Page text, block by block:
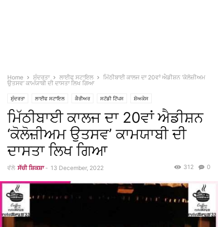
Home ਸੁੰਦਰਤਾ ਲਾਈਫ ਸਟਾਇਲ
ਮਿੱਠੀਬਾਈ ਕਾਲਜ ਦਾ 20ਵਾਂ ਐਡੀਸ਼ਨ ‘ਕੋਲੋਜ਼ੀਅਮ
ਉਤਸਵ’ ਕਾਮਯਾਬੀ ਦੀ ਦਾਸਤਾ ਲਿਖ ਗਿਆ
ਸੁੰਦਰਤਾ ਲਾਈਫ ਸਟਾਇਲ ਕੈਰੀਅਰ ਸਟੱਡੀ ਟਿੱਪਸ ਸ਼ੋਅਕੇਸ
ਮਿੱਠੀਬਾਈ ਕਾਲਜ ਦਾ 20ਵਾਂ ਐਡੀਸ਼ਨ
‘ਕੋਲੋਜ਼ੀਅਮ ਉਤਸਵ’ ਕਾਮਯਾਬੀ ਦੀ
ਦਾਸਤਾ ਲਿਖ ਗਿਆ
ਵੱਲੋ ਸੱਚੀ ਸ਼ਿਕਸ਼ਾ - 13 December, 2022 0
312